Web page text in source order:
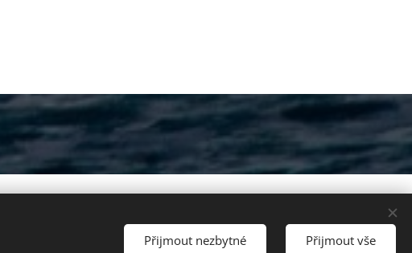
Přijmout nezbytné Přijmout vše